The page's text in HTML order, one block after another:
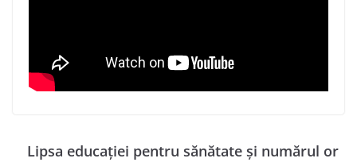
Lipsa educației pentru sănătate și numărul or